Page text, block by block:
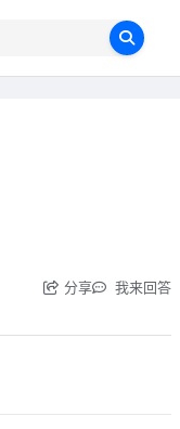
分享 我来回答